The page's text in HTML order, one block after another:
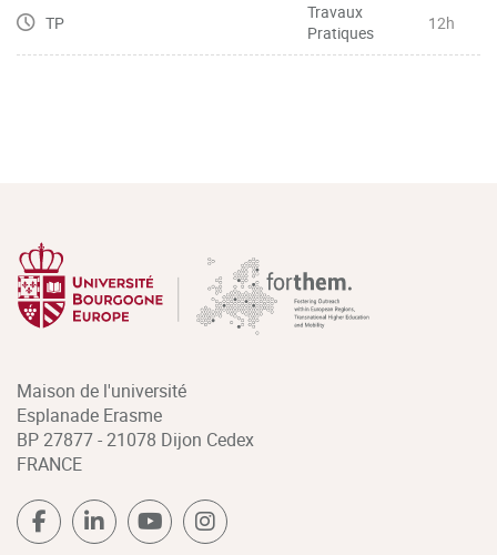
TP
Travaux
Pratiques
12h
Maison de l'université
Esplanade Erasme
BP 27877 - 21078 Dijon Cedex
FRANCE